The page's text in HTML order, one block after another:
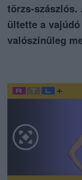
törzs-szászlós.
ültette a
valószínűleg